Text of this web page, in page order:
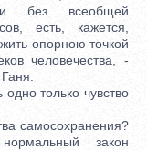
без всеобщей
есть, кажется,
опорною точкой
человечества, -
только чувство
самосохранения?
закон